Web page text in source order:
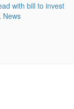
with bill to invest
News